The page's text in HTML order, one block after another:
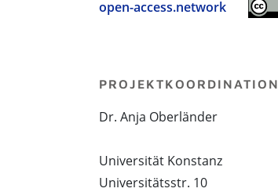
open-access.network
PROJEKTKOORDINATION
Dr. Anja Oberländer
Universität Konstanz
Universitätsstr. 10